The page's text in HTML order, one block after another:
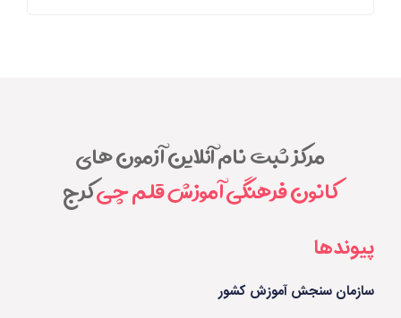
مرکز ثبت نام آنلاین آزمون های
کانون فرهنگی آموزش قلم چیکرج
پیوندها
سازمان سنجش آموزش کشور